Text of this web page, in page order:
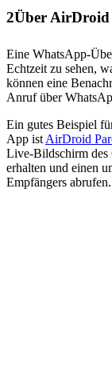
2Über AirDroid
Eine WhatsApp-
Echtzeit zu sehen,
können eine
Anruf über
Ein gutes Beispiel
App ist AirDroid
Live-Bildschirm des
erhalten und einen
Empfängers abrufen.